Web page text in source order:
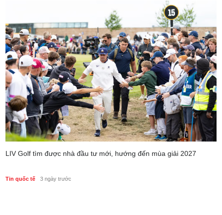
LIV Golf tìm được nhà đầu tư mới, hướng đến mùa giải 2027
Tin quốc tế 3 ngày trước